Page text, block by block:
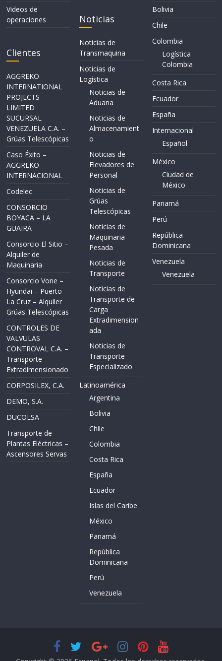
Videos de
operaciones
Clientes
AGGREKO
INTERNATIONAL
PROJECTS
LIMITED
SUCURSAL
VENEZUELA C.A. –
Grúas Telescópicas
Caso Éxito –
AGGREKO
INTERNACIONAL
Codelec
CONSORCIO
BOYACA – LA
GUAIRA
Consorcio El Sitio –
Alquiler de
Maquinaria
Consorcio Vone –
Hyundai – Puerto
La Cruz – Alquiler
Grúas Telescópicas
CONTROLES DE
VALVULAS
CONTROVAL C.A. –
Transporte
Extradimensionado
CORPOSILEX, C.A.
DEMO, S.A.
DUCOLSA
Transporte de
Plantas Eléctricas –
Ascensores Servas
Noticias
Noticias de
Transmaquina
Noticias de
Logística
Noticias de
Aduana
Noticias de
Almacenamient
o
Noticias de
Elevadores de
Personal
Noticias de
Grúas
Telescópicas
Noticias de
Maquinaria
Pesada
Noticias de
Transporte
Noticias de
Transporte de
Carga
Extradimension
ada
Noticias de
Transporte
Especializado
Latinoamérica
Argentina
Bolivia
Chile
Colombia
Costa Rica
España
Ecuador
Islas del Caribe
México
Panamá
República
Dominicana
Perú
Venezuela
Bolivia
Chile
Colombia
Logística
Colombia
Costa Rica
Ecuador
España
Internacional
Español
México
Ciudad de
México
Panamá
Perú
República
Dominicana
Venezuela
Venezuela